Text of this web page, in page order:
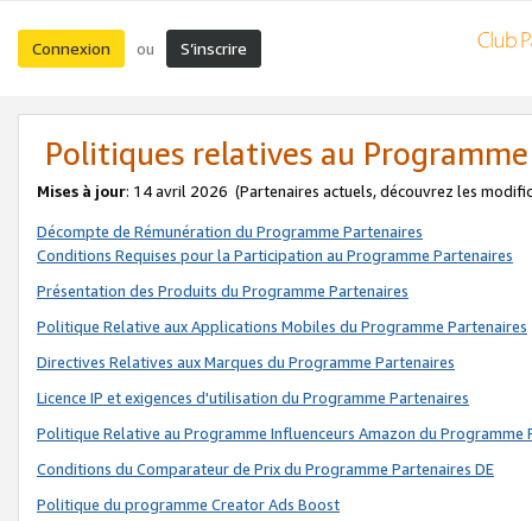
Connexion ou S’inscrire
Politiques relatives au
Mises à jour: 14 avril 2026 (Partenaires actuels, découvrez les
Décompte de Rémunération du Programme Partenaires
Conditions Requises pour la Participation au Programme Partenaires
Présentation des Produits du Programme Partenaires
Politique Relative aux Applications Mobiles du Programme Partenaires
Directives Relatives aux Marques du Programme Partenaires
Licence IP et exigences d'utilisation du Programme Partenaires
Politique Relative au Programme Influenceurs Amazon du Programme
Conditions du Comparateur de Prix du Programme Partenaires DE
Politique du programme Creator Ads Boost